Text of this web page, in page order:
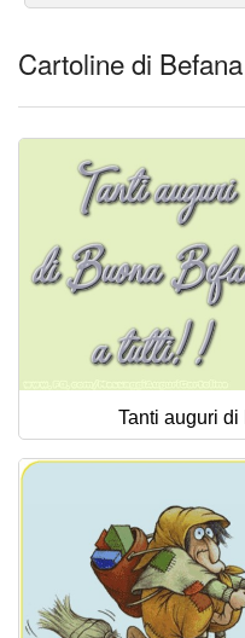
Cartoline di Befana
Tanti auguri di